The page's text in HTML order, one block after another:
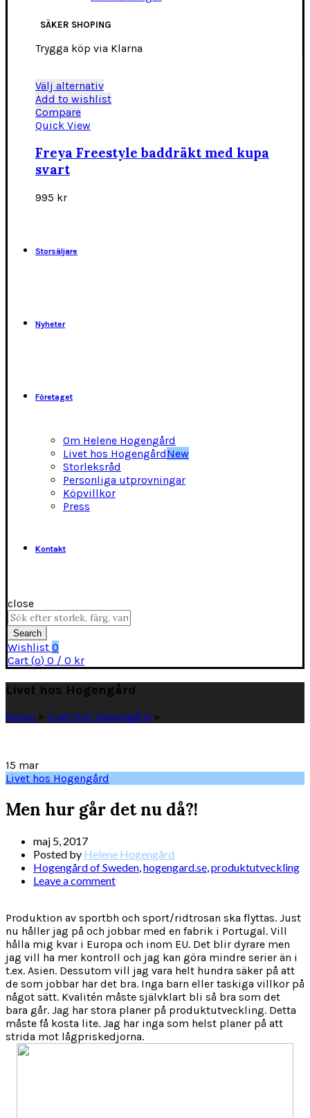
SÄKER SHOPING
Trygga köp via Klarna
Välj alternativDen
här
varianter.
Add to wishlist
Compare
Quick View
Freya Freestyle baddräkt med kupa
svart
995 kr
Storsäljare
Nyheter
Företaget
Om Helene Hogengård
Livet hos HogengårdNew
Storleksråd
Personliga utprovningar
Köpvillkor
Press
Kontakt
close
Search
for:
Search
Wishlist 0
Cart (o) 0 / 0 kr
Livet hos Hogengård
Home » Livet hos Hogengård »
15 mar
Livet hos Hogengård
Men hur går det nu då?!
maj 5, 2017
Posted by Helene Hogengård
Hogengård of Sweden,hogengard.se,produktutveckling
Leave a comment
Produktion av sportbh och sport/ridtrosan ska flyttas. Just
nu håller jag på och jobbar med en fabrik i Portugal. Vill
hålla mig kvar i Europa och inom EU. Det blir dyrare men
jag vill ha mer kontroll och jag kan göra mindre serier än i
t.ex. Asien. Dessutom vill jag vara helt hundra säker på att
de som jobbar har det bra. Inga barn eller taskiga villkor på
något sätt. Kvalitén måste självklart bli så bra som det
bara går. Jag har stora planer på produktutveckling. Detta
måste få kosta lite. Jag har inga som helst planer på att
strida mot lågpriskedjorna.